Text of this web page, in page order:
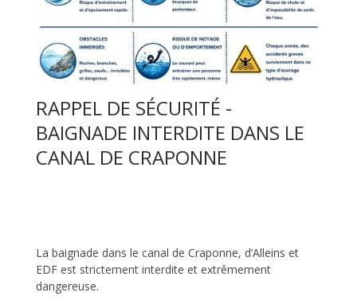
RAPPEL DE SÉCURITÉ -
BAIGNADE INTERDITE DANS LE
CANAL DE CRAPONNE
La baignade dans le canal de Craponne, d’Alleins et
EDF est strictement interdite et extrêmement
dangereuse.